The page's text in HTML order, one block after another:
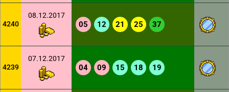
4240
08.12.2017
05 12 21 25 37
4239
07.12.2017
04 09 15 18 19